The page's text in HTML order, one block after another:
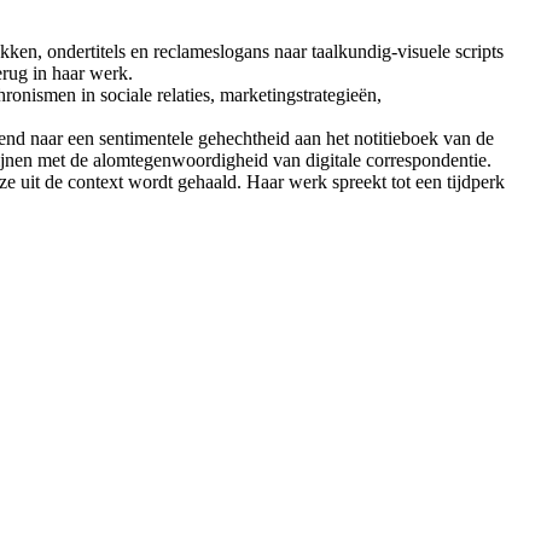
ondertitels en reclameslogans naar taalkundig-visuele scripts
in haar werk.
in sociale relaties, marketingstrategieën,
naar een sentimentele gehechtheid aan het notitieboek van de
met de alomtegenwoordigheid van digitale correspondentie.
uit de context wordt gehaald. Haar werk spreekt tot een tijdperk